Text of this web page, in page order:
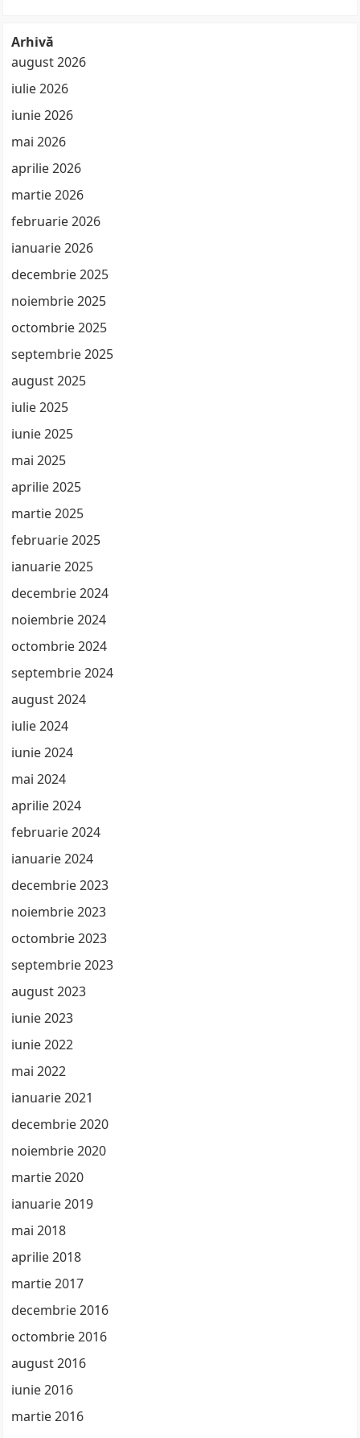
Arhivă
august 2026
iulie 2026
iunie 2026
mai 2026
aprilie 2026
martie 2026
februarie 2026
ianuarie 2026
decembrie 2025
noiembrie 2025
octombrie 2025
septembrie 2025
august 2025
iulie 2025
iunie 2025
mai 2025
aprilie 2025
martie 2025
februarie 2025
ianuarie 2025
decembrie 2024
noiembrie 2024
octombrie 2024
septembrie 2024
august 2024
iulie 2024
iunie 2024
mai 2024
aprilie 2024
februarie 2024
ianuarie 2024
decembrie 2023
noiembrie 2023
octombrie 2023
septembrie 2023
august 2023
iunie 2023
iunie 2022
mai 2022
ianuarie 2021
decembrie 2020
noiembrie 2020
martie 2020
ianuarie 2019
mai 2018
aprilie 2018
martie 2017
decembrie 2016
octombrie 2016
august 2016
iunie 2016
martie 2016